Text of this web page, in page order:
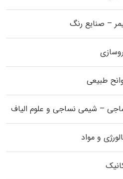
– صنایع رنگ
طبیعی
– شیمی نساجی و علوم الیاف
و مواد